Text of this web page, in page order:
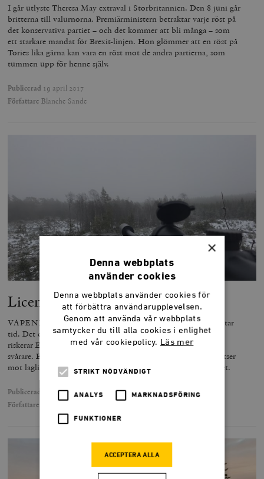
I går utlyste Theresa May extraval i Storbritannien. Den 8 juni går
britterna till valurnorna. Premiärministern betraktar varje röst på
det konservativa partiet – och det kommer att bli många – som
ett starkare mandat för Brexit-linjen. Hon glömmer att en röst på
Tories lika gärna kan vara en röst mot de andra partierna, som
tummen upp för henne själv.
Publicerad 19 april 2017
Författare Blanche Sande
Licens att vänta
VAPENDIREKTIVET DEL 2. Att få vapenlicens i Sverige tar
tid. Det drabbar jägare och driver vapenaffärer i konkurs. Nu
riskerar EU:s vapendirektiv att göra licenshanteringen ännu
svårare. En grupp svenska tjänstemän, övertygade om att insatser
mot lagliga vapen hjälper mot illegala vapen, stödjer direktivet.
Publicerad
10 mars 2017
Författare
×
Denna webbplats
använder cookies
Denna webbplats använder cookies för
att förbättra användarupplevelsen.
Genom att använda vår webbplats
samtycker du till alla cookies i enlighet
med vår cookiepolicy. Läs mer
STRIKT NÖDVÄNDIGT
ANALYS MARKNADSFÖRING
FUNKTIONER
ACCEPTERA ALLA